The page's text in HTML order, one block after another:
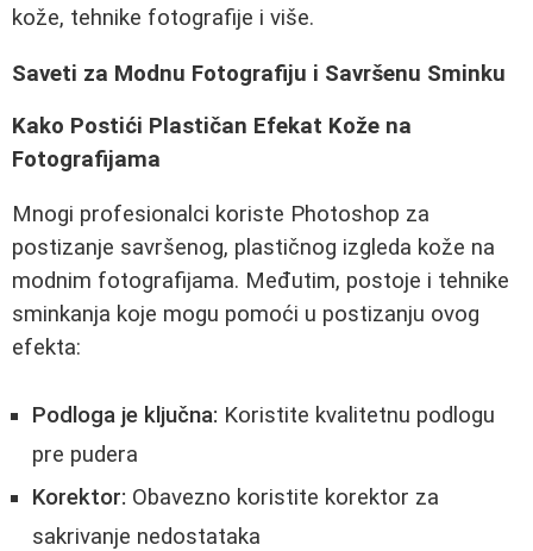
kože, tehnike fotografije i više.
Saveti za Modnu Fotografiju i Savršenu Sminku
Kako Postići Plastičan Efekat Kože na
Fotografijama
Mnogi profesionalci koriste Photoshop za
postizanje savršenog, plastičnog izgleda kože na
modnim fotografijama. Međutim, postoje i tehnike
sminkanja koje mogu pomoći u postizanju ovog
efekta:
Podloga je ključna: Koristite kvalitetnu podlogu
pre pudera
Korektor: Obavezno koristite korektor za
sakrivanje nedostataka